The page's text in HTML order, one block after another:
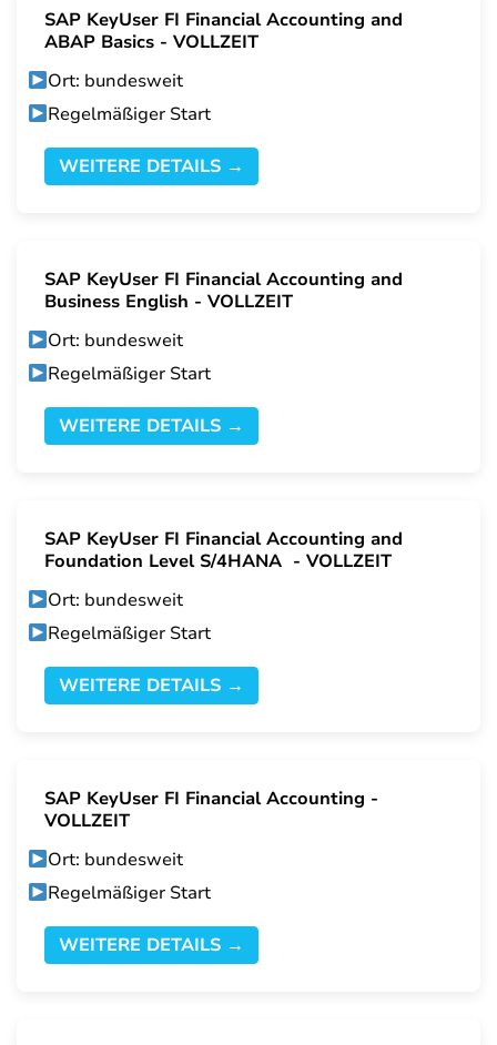
SAP KeyUser FI Financial Accounting and
ABAP Basics - VOLLZEIT
Ort: bundesweit
Regelmäßiger Start
WEITERE DETAILS →
SAP KeyUser FI Financial Accounting and
Business English - VOLLZEIT
Ort: bundesweit
Regelmäßiger Start
WEITERE DETAILS →
SAP KeyUser FI Financial Accounting and
Foundation Level S/4HANA - VOLLZEIT
Ort: bundesweit
Regelmäßiger Start
WEITERE DETAILS →
SAP KeyUser FI Financial Accounting -
VOLLZEIT
Ort: bundesweit
Regelmäßiger Start
WEITERE DETAILS →